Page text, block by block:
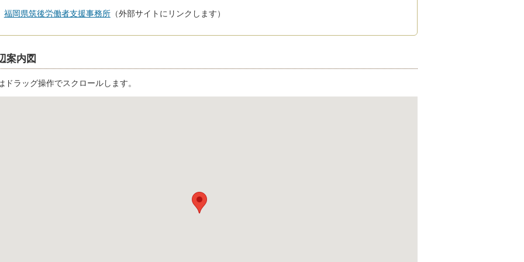
福岡県筑後労働者支援事務所（外部サイトにリンクします）
案内図
ドラッグ操作でスクロールします。